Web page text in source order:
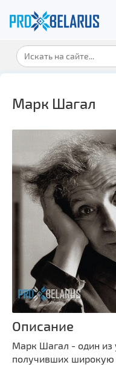
Марк Шагал
Описание
Марк Шагал - один из
получивших широкую